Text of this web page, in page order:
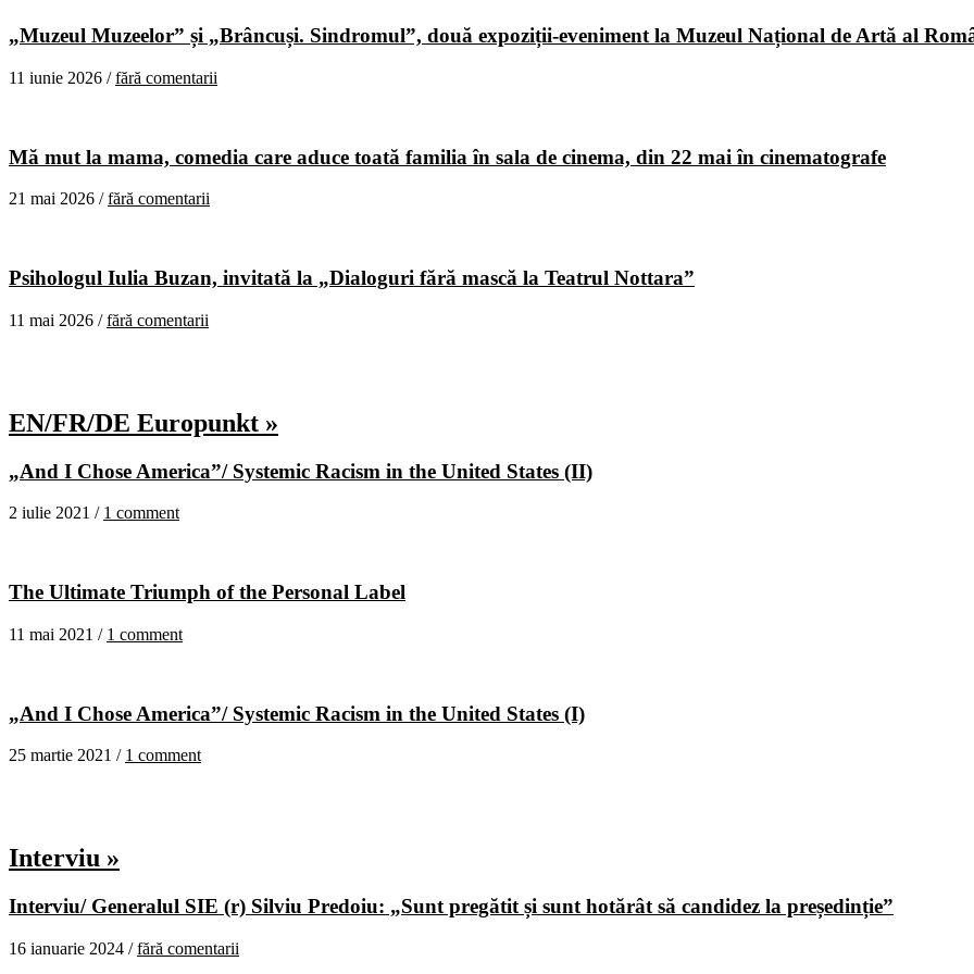
„Muzeul Muzeelor” și „Brâncuși. Sindromul”, două expoziții-eveniment la Muzeul Național de Artă al
11 iunie 2026 /fără comentarii
Mă mut la mama, comedia care aduce toată familia în sala de cinema, din 22 mai în cinematografe
21 mai 2026 /fără comentarii
Psihologul Iulia Buzan, invitată la „Dialoguri fără mască la Teatrul Nottara”
11 mai 2026 /fără comentarii
EN/FR/DE Europunkt »
„And I Chose America”/ Systemic Racism in the United States (II)
2 iulie 2021 / 1 comment
The Ultimate Triumph of the Personal Label
11 mai 2021 / 1 comment
„And I Chose America”/ Systemic Racism in the United States (I)
25 martie 2021 / 1 comment
Interviu »
Interviu/ Generalul SIE (r) Silviu Predoiu: „Sunt pregătit și sunt hotărât să candidez la președinție”
16 ianuarie 2024 /fără comentarii